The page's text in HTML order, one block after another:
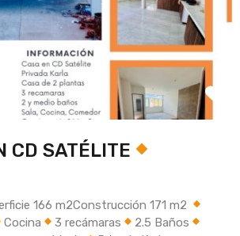
CD SATÉLITE
166 m2Construcción 171 m2
Cocina 3 recámaras
2.5 Baños